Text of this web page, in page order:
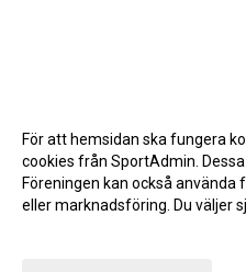
För att hemsidan ska fungera
cookies från SportAdmin.
Föreningen kan också
eller marknadsföring. Du väljer